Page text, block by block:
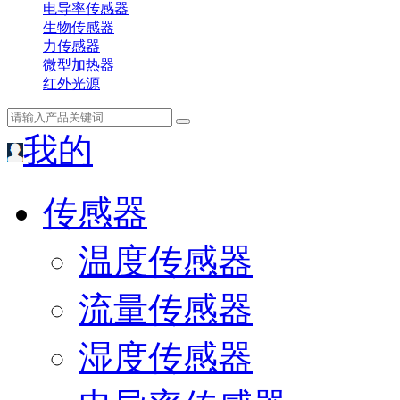
电导率传感器
生物传感器
力传感器
微型加热器
红外光源
我的
传感器
温度传感器
流量传感器
湿度传感器